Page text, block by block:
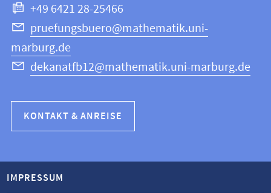
+49 6421 28-25466
pruefungsbuero@mathematik.uni-
marburg.de
dekanatfb12@mathematik.uni-marburg.de
KONTAKT & ANREISE
IMPRESSUM